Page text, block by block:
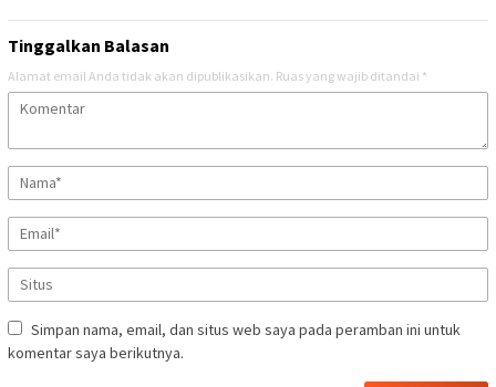
Tinggalkan Balasan
Alamat email Anda tidak akan dipublikasikan. Ruas yang wajib ditandai *
Simpan nama, email, dan situs web saya pada peramban ini untuk
komentar saya berikutnya.